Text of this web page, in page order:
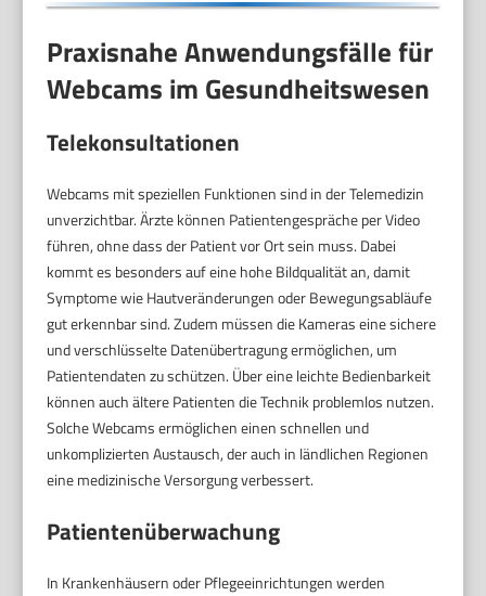
Praxisnahe Anwendungsfälle für
Webcams im Gesundheitswesen
Telekonsultationen
Webcams mit speziellen Funktionen sind in der Telemedizin
unverzichtbar. Ärzte können Patientengespräche per Video
führen, ohne dass der Patient vor Ort sein muss. Dabei
kommt es besonders auf eine hohe Bildqualität an, damit
Symptome wie Hautveränderungen oder Bewegungsabläufe
gut erkennbar sind. Zudem müssen die Kameras eine sichere
und verschlüsselte Datenübertragung ermöglichen, um
Patientendaten zu schützen. Über eine leichte Bedienbarkeit
können auch ältere Patienten die Technik problemlos nutzen.
Solche Webcams ermöglichen einen schnellen und
unkomplizierten Austausch, der auch in ländlichen Regionen
eine medizinische Versorgung verbessert.
Patientenüberwachung
In Krankenhäusern oder Pflegeeinrichtungen werden